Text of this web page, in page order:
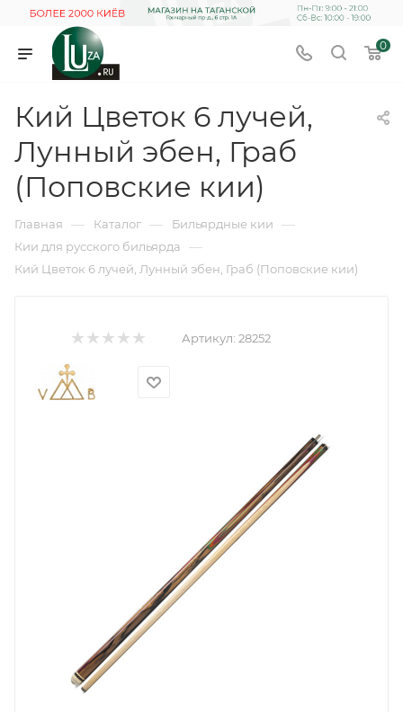
0
Кий Цветок 6 лучей,
Лунный эбен, Граб
(Поповские кии)
Главная — Каталог — Бильярдные кии —
Кии для русского бильярда —
Кий Цветок 6 лучей, Лунный эбен, Граб (Поповские кии)
Артикул: 28252